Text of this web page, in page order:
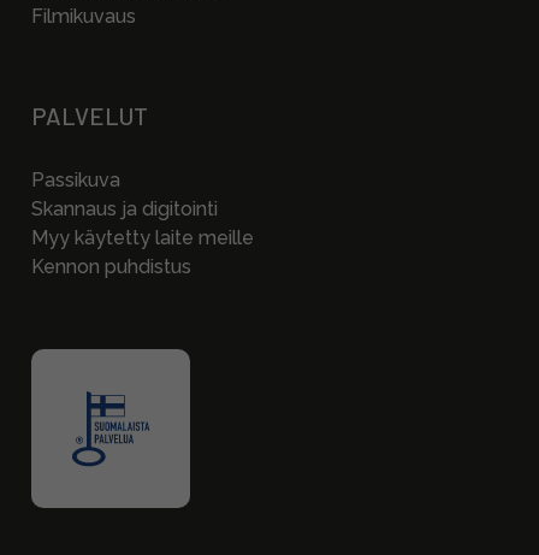
Filmikuvaus
PALVELUT
Passikuva
Skannaus ja digitointi
Myy käytetty laite meille
Kennon puhdistus